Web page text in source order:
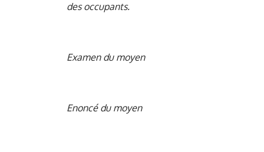
des occupants.
Examen du moyen
Enoncé du moyen